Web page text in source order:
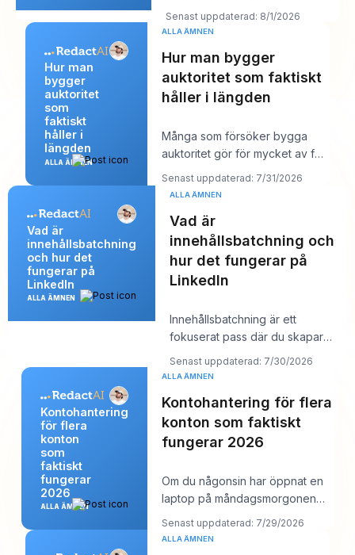
kundsamtal om tio minuter och ett
inlägg so
Senast uppdaterad: 8/1/2026
Hur man
bygger
auktoritet
som
faktiskt
håller i
längden
ALLA ÄMNEN
ALLA ÄMNEN
Hur man bygger
auktoritet som faktiskt
håller i längden
Många som försöker bygga
auktoritet gör för mycket av fel
saker. De publicerar mer, jagar
större räc
Senast uppdaterad: 7/31/2026
Vad är
innehållsbatchning
och hur det
fungerar på
LinkedIn
ALLA ÄMNEN
ALLA ÄMNEN
Vad är
innehållsbatchning och
hur det fungerar på
LinkedIn
Innehållsbatchning är ett
fokuserat pass där du skapar
flera LinkedIn-inlägg på en gång
och sedan sc
Senast uppdaterad: 7/30/2026
Kontohantering
för flera
konton
som
faktiskt
fungerar
2026
ALLA ÄMNEN
ALLA ÄMNEN
Kontohantering för flera
konton som faktiskt
fungerar 2026
Om du någonsin har öppnat en
laptop på måndagsmorgonen
och sett tolv inloggningar, sex
kundkalendrar
Senast uppdaterad: 7/29/2026
ALLA ÄMNEN